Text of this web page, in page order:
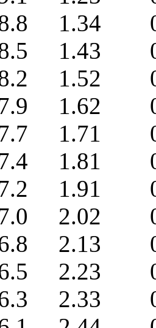
1.34
1.43
1.52
1.62
1.71
1.81
1.91
2.02
2.13
2.23
2.33